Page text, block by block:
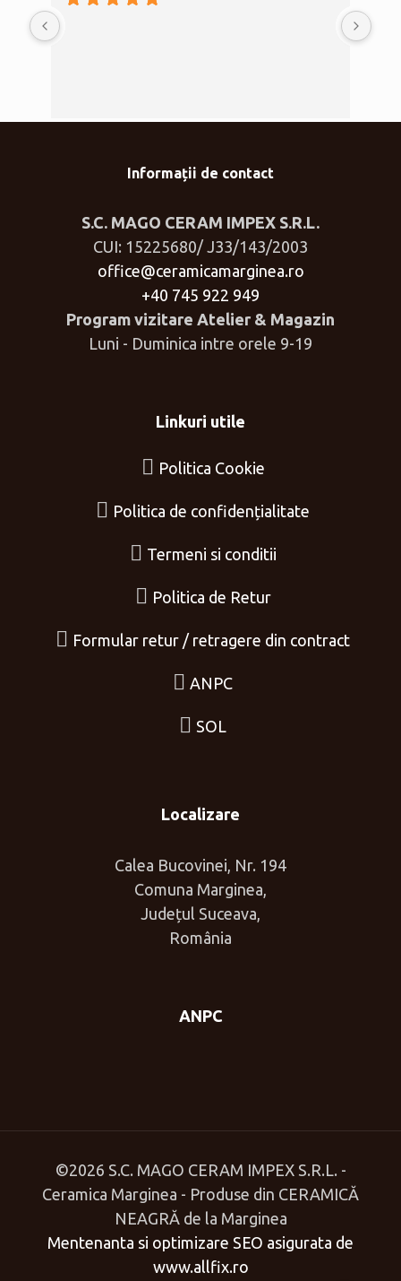
Informații de contact
S.C. MAGO CERAM IMPEX S.R.L.
CUI: 15225680/ J33/143/2003
office@ceramicamarginea.ro
+40 745 922 949
Program vizitare Atelier & Magazin
Luni - Duminica intre orele 9-19
Linkuri utile
Politica Cookie
Politica de confidențialitate
Termeni si conditii
Politica de Retur
Formular retur / retragere din contract
ANPC
SOL
Localizare
Calea Bucovinei, Nr. 194
Comuna Marginea,
Județul Suceava,
România
ANPC
©2026 S.C. MAGO CERAM IMPEX S.R.L. -
Ceramica Marginea - Produse din CERAMICĂ
NEAGRĂ de la Marginea
Mentenanta si optimizare SEO asigurata de
www.allfix.ro